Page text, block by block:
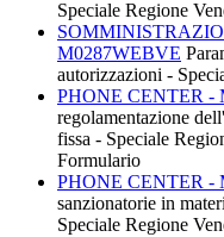
Speciale Regione
M0287WEBVE
autorizzazioni -
PHONE CENTER -
regolamentazione
fissa - Speciale
Formulario
PHONE CENTER -
sanzionatorie in
Speciale Regione